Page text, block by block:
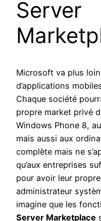
Server
Microsoft va plus
d’applications
Chaque société
propre market privé
Windows Phone 8,
mais aussi aux
complète mais ne
qu’aux entreprises
pour avoir leur
administrateur
imagine que les
Server Marketplace